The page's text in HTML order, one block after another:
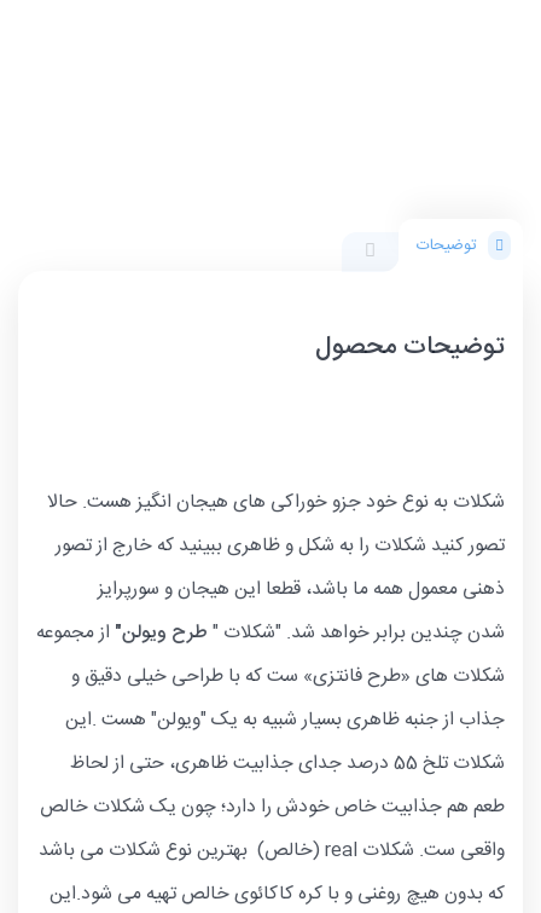
توضیحات
توضیحات محصول
شکلات به نوع خود جزو خوراکی های هیجان انگیز هست. حالا
تصور کنید شکلات را به شکل و ظاهری ببینید که خارج از تصور
ذهنی معمول همه ما باشد، قطعا این هیجان و سورپرایز
شدن چندین برابر خواهد شد. "شکلات "طرح ویولن" از مجموعه
شکلات های «طرح فانتزی» ست که با طراحی خیلی دقیق و
جذاب از جنبه ظاهری بسیار شبیه به یک "ویولن" هست .این
شکلات تلخ 55 درصد جدای جذابیت ظاهری، حتی از لحاظ
طعم هم جذابیت خاص خودش را دارد؛ چون یک شکلات خالص
واقعی ست. شکلات real (خالص) بهترین نوع شکلات می باشد
که بدون هیچ روغنی و با کره کاکائوی خالص تهیه می شود.این